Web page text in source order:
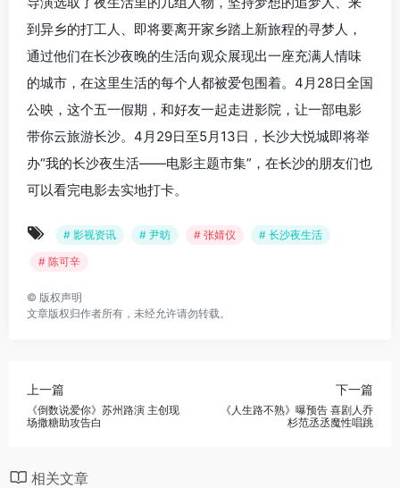
到异乡的打工人、即将要离开家乡踏上新旅程的寻梦人，
通过他们在长沙夜晚的生活向观众展现出一座充满人情味
的城市，在这里生活的每个人都被爱包围着。4月28日全国
公映，这个五一假期，和好友一起走进影院，让一部电影
带你云旅游长沙。4月29日至5月13日，长沙大悦城即将举
办“我的长沙夜生活——电影主题市集”，在长沙的朋友们也
可以看完电影去实地打卡。
# 影视资讯 # 尹昉 # 张婧仪
# 长沙夜生活
# 陈可辛
© 版权声明
文章版权归作者所有，未经允许请勿转载。
上一篇
《倒数说爱你》苏州路演 主创现
场撒糖助攻告白
下一篇
《人生路不熟》曝预告 喜剧人乔
杉范丞丞魔性唱跳
相关文章